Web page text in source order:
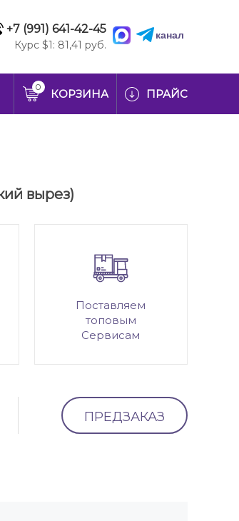
+7 (991) 641-42-45
Курс $1: 81,41 руб.
канал
0
КОРЗИНА ПРАЙС
вырез)
Поставляем
топовым
Сервисам
ПРЕДЗАКАЗ